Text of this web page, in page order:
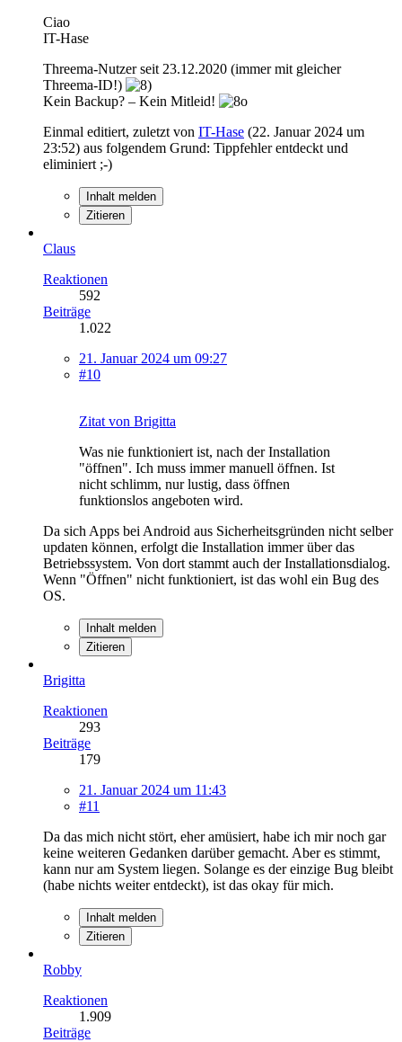
Ciao
IT-Hase
Threema-Nutzer seit 23.12.2020 (immer mit gleicher
Threema-ID!)
Kein Backup? – Kein Mitleid!
Einmal editiert, zuletzt von IT-Hase (22. Januar 2024 um
23:52) aus folgendem Grund: Tippfehler entdeckt und
eliminiert ;-)
Inhalt melden
Zitieren
Claus
Reaktionen
592
Beiträge
1.022
21. Januar 2024 um 09:27
#10
Zitat von Brigitta
Was nie funktioniert ist, nach der Installation
"öffnen". Ich muss immer manuell öffnen. Ist
nicht schlimm, nur lustig, dass öffnen
funktionslos angeboten wird.
Da sich Apps bei Android aus Sicherheitsgründen nicht selber
updaten können, erfolgt die Installation immer über das
Betriebssystem. Von dort stammt auch der Installationsdialog.
Wenn "Öffnen" nicht funktioniert, ist das wohl ein Bug des
OS.
Inhalt melden
Zitieren
Brigitta
Reaktionen
293
Beiträge
179
21. Januar 2024 um 11:43
#11
Da das mich nicht stört, eher amüsiert, habe ich mir noch gar
keine weiteren Gedanken darüber gemacht. Aber es stimmt,
kann nur am System liegen. Solange es der einzige Bug bleibt
(habe nichts weiter entdeckt), ist das okay für mich.
Inhalt melden
Zitieren
Robby
Reaktionen
1.909
Beiträge